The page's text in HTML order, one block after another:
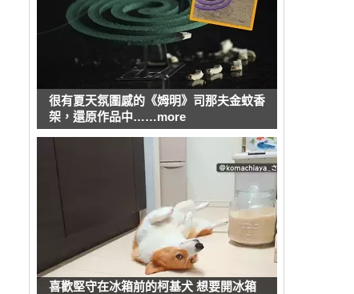
很有夏天氛圍感的《姆明》司那夫金蚊香
架，還原作品中……more
喜歡堅守在冰箱前的柯基犬 想要開冰箱